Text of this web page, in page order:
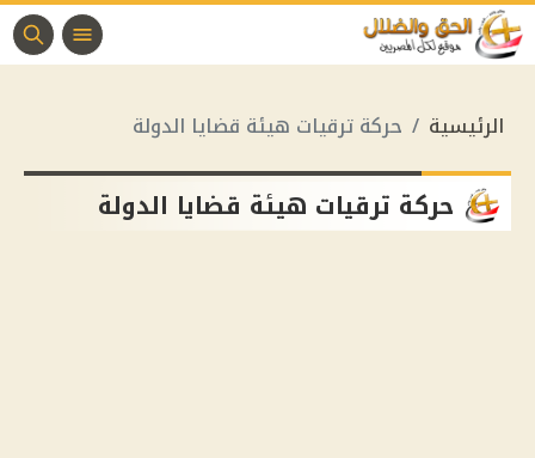
الرئيسية حركة ترقيات هيئة قضايا الدولة
حركة ترقيات هيئة قضايا الدولة